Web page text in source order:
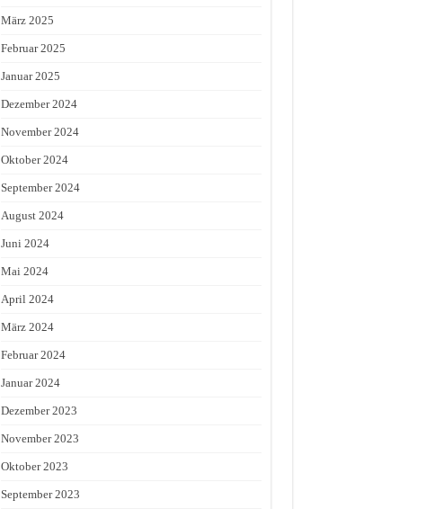
März 2025
Februar 2025
Januar 2025
Dezember 2024
November 2024
Oktober 2024
September 2024
August 2024
Juni 2024
Mai 2024
April 2024
März 2024
Februar 2024
Januar 2024
Dezember 2023
November 2023
Oktober 2023
September 2023